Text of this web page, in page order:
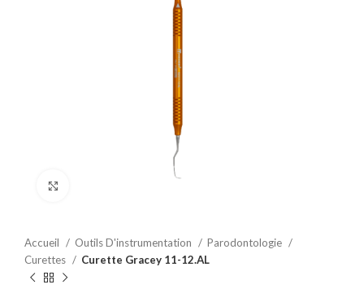
Accueil Outils D'instrumentation
Parodontologie
Curettes
Curette Gracey 11-12.AL